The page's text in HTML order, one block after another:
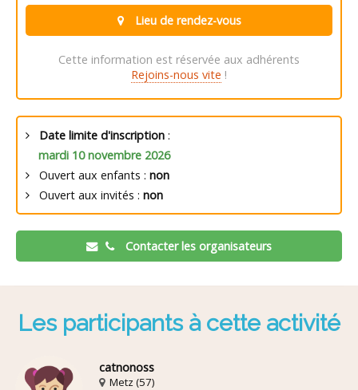
Lieu de rendez-vous
Cette information est réservée aux adhérents
Rejoins-nous vite !
Date limite d'inscription :
mardi 10 novembre 2026
Ouvert aux enfants : non
Ouvert aux invités : non
Contacter les organisateurs
Les participants à cette activité
catnonoss
Metz (57)